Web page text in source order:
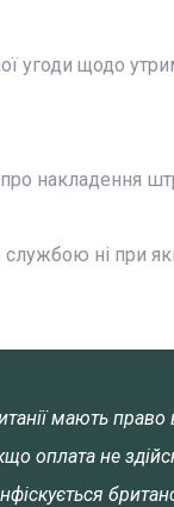
угоди щодо
накладення
ні при
мають право
оплата не